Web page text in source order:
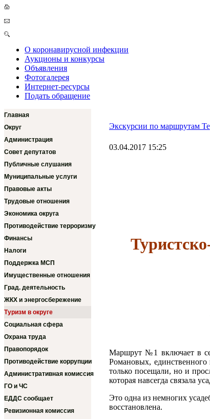
О коронавирусной инфекции
Аукционы и конкурсы
Объявления
Фотогалерея
Интернет-ресурсы
Подать обращение
Главная
Округ
Администрация
Совет депутатов
Публичные слушания
Муниципальные услуги
Правовые акты
Трудовые отношения
Экономика округа
Противодействие терроризму
Финансы
Налоги
Поддержка МСП
Имущественные отношения
Град. деятельность
ЖКХ и энергосбережение
Туризм в округе
Социальная сфера
Охрана труда
Правопорядок
Противодействие коррупции
Административная комиссия
ГО и ЧС
ЕДДС сообщает
Ревизионная комиссия
Экскурсии по маршрутам
03.04.2017 15:25
Маршрут №1 включает в
Романовых, единственного
только посещали, но и
которая навсегда связала
Это одна из немногих
восстановлена.